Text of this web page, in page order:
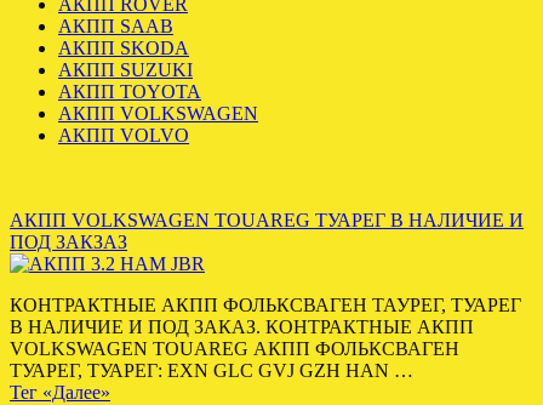
АКПП ROVER
АКПП SAAB
АКПП SKODA
АКПП SUZUKI
АКПП TOYOTA
АКПП VOLKSWAGEN
АКПП VOLVO
АКПП VOLKSWAGEN TOUAREG ТУАРЕГ В НАЛИЧИЕ И
ПОД ЗАКЗАЗ
КОНТРАКТНЫЕ АКПП ФОЛЬКСВАГЕН ТАУРЕГ, ТУАРЕГ
В НАЛИЧИЕ И ПОД ЗАКАЗ. КОНТРАКТНЫЕ АКПП
VOLKSWAGEN TOUAREG АКПП ФОЛЬКСВАГЕН
ТУАРЕГ, ТУАРЕГ: EXN GLC GVJ GZH HAN …
Тег «Далее»